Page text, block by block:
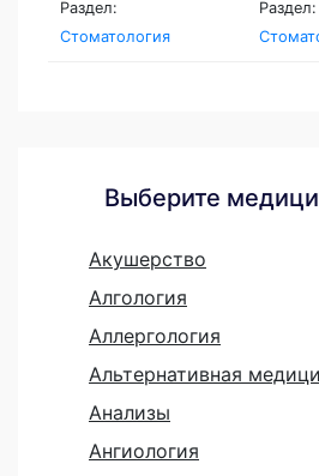
Раздел:
Стоматология
Раздел:
Выберите
Акушерство
Алгология
Аллергология
Альтернативная
Анализы
Ангиология